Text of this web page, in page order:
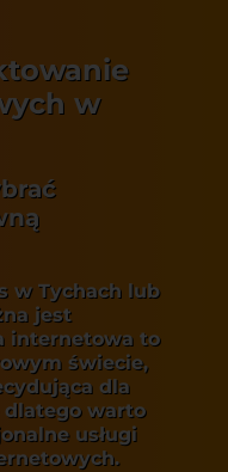
w
w Tychach lub
jest
internetowa to
świecie,
dla
dlatego warto
usługi